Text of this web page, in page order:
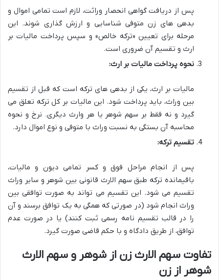
پس از دریافت گواهی انحصار وراثت، لازم است تمامی اموال و
بدهی های زن متوفی شناسایی و ارزش گذاری شوند. این
مرحله برای تعیین «ترکه خالص» و سپس پرداخت مالیات بر
ارث و تقسیم آن ضروری است.
نحوه پرداخت مالیات بر ارث:
مالیات بر ارث، یکی از بدهی های ترکه است که قبل از تقسیم
بین وراث، باید پرداخت شود. این مالیات بر کل ترکه تعلق می
گیرد و نه فقط بر سهم شوهر یا هر وارث دیگری. نرخ و نحوه
محاسبه آن بستگی به نسبت وراث با متوفی و نوع اموال دارد.
تقسیم ترکه:
پس از انجام مراحل فوق و کسر تمامی دیون و مالیات،
باقیمانده ترکه طبق سهم الارث قانونی بین شوهر و سایر وراث
تقسیم می شود. این تقسیم می تواند به صورت توافقی بین
وراث انجام شود (در صورتی که همگی به یک توافق برسند و آن
را در قالب تقسیم نامه رسمی ثبت کنند) یا در صورت عدم
توافق، از طریق دادگاه و با حکم قاضی صورت گیرد.
تفاوت سهم الارث زن از شوهر و سهم الارث
شوهر از زن